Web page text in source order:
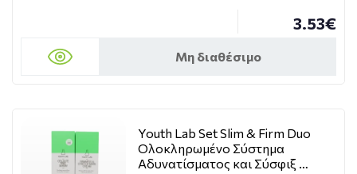
3.53€
Μη διαθέσιμο
Youth Lab Set Slim & Firm Duo
Ολοκληρωμένο Σύστημα
Αδυνατίσματος και Σύσφιξ …